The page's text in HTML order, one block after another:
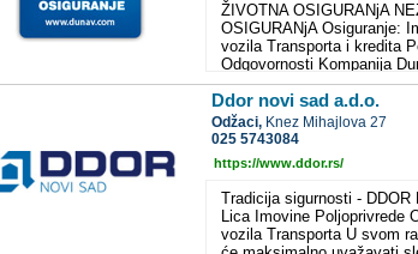
ŽIVOTNA OSIGURANjA
OSIGURANjA Osiguranje:
vozila Transporta i kredita
Odgovornosti Kompanija
osiguravajuća kuća u našoj
međunarodno priznat sistem
kvalitetom. Zvanična
standarda, verifikovana je
"Sistemu menadžmenta
SGS (Societe Generale de
najveća svetska kompanija
ispitivanje i sertifikaciju
osiguranje još od 2000.
standardima sistema
Ddor novi sad a.d.o.
Odžaci, Knez Mihajlova 27
025 5743084
https://www.ddor.rs/
Tradicija sigurnosti - DDOR
Lica Imovine Poljoprivrede
vozila Transporta U svom